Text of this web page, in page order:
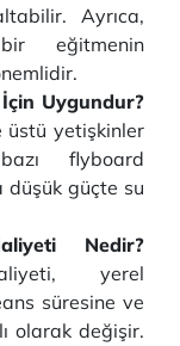
Ayrıca,
eğitmenin
Uygundur?
üstü yetişkinler
flyboard
güçte su
Nedir?
yerel
süresine ve
olarak değişir.